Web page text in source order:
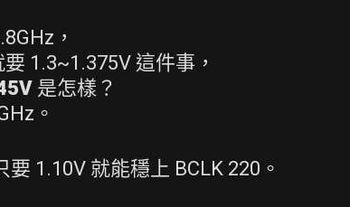
，
1.3~1.375V 這件事，
是怎樣？
。
1.10V 就能穩上 BCLK 220。